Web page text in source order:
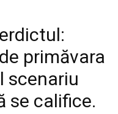
primăvara
scenariu
se califice.